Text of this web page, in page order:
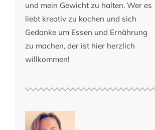
und mein Gewicht zu halten. Wer es
liebt kreativ zu kochen und sich
Gedanke um Essen und Ernährung
zu machen, der ist hier herzlich
willkommen!